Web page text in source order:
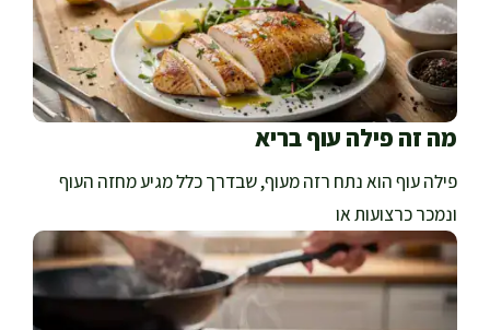
מה זה פילה עוף בריא
פילה עוף הוא נתח רזה מעוף, שבדרך כלל מגיע מחזה העוף
ונמכר כרצועות או